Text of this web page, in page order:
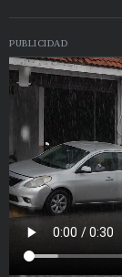
PUBLICIDAD